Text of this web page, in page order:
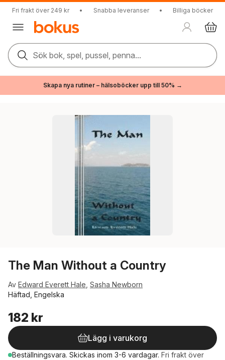
Fri frakt över 249 kr • Snabba leveranser • Billiga böcker
Sök bok, spel, pussel, penna...
Skapa nya rutiner – hälsoböcker upp till 50% →
The Man Without a Country
Av Edward Everett Hale Sasha Newborn
Häftad, Engelska
182 kr
Lägg i varukorg
Beställningsvara. Skickas inom 3-6 vardagar. Fri frakt över